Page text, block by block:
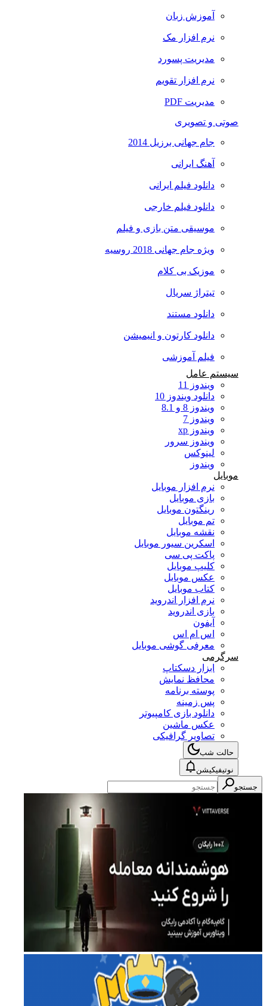
آموزش زبان
نرم افزار مک
مدیریت پسورد
نرم افزار تقویم
مدیریت PDF
صوتی و تصویری
جام جهانی برزیل 2014
آهنگ ایرانی
دانلود فیلم ایرانی
دانلود فیلم خارجی
موسیقی متن بازی و فیلم
ویژه جام جهانی 2018 روسیه
موزیک بی کلام
تیتراژ سریال
دانلود مستند
دانلود کارتون و انیمیشن
فیلم آموزشی
سیستم عامل
ویندوز 11
دانلود ویندوز 10
ویندوز 8 و 8.1
ویندوز 7
ویندوز xp
ویندوز سرور
لینوکس
ویندوز
موبایل
نرم افزار موبایل
بازی موبایل
رینگتون موبایل
تم موبایل
نقشه موبایل
اسکرین سیور موبایل
پاکت پی سی
کلیپ موبایل
عکس موبایل
کتاب موبایل
نرم افزار اندروید
بازی اندروید
آیفون
اس ام اس
معرفی گوشی موبایل
سرگرمی
ابزار دسکتاپ
محافظ نمایش
پوسته برنامه
پس زمینه
دانلود بازی کامپیوتر
عکس ماشین
تصاویر گرافیکی
حالت شب
نوتیفیکیشن
جستجو